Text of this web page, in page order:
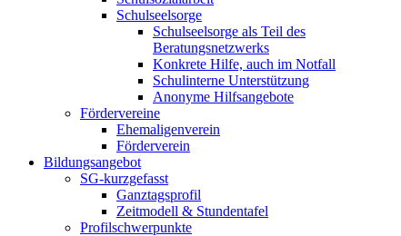
Schulseelsorge
Schulseelsorge als Teil des
Beratungsnetzwerks
Konkrete Hilfe, auch im Notfall
Schulinterne Unterstützung
Anonyme Hilfsangebote
Fördervereine
Ehemaligenverein
Förderverein
Bildungsangebot
SG-kurzgefasst
Ganztagsprofil
Zeitmodell & Stundentafel
Profilschwerpunkte